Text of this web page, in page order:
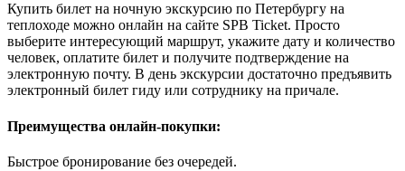
Купить билет на ночную экскурсию по Петербургу на
теплоходе можно онлайн на сайте SPB Ticket. Просто
выберите интересующий маршрут, укажите дату и количество
человек, оплатите билет и получите подтверждение на
электронную почту. В день экскурсии достаточно предъявить
электронный билет гиду или сотруднику на причале.
Преимущества онлайн-покупки:
Быстрое бронирование без очередей.